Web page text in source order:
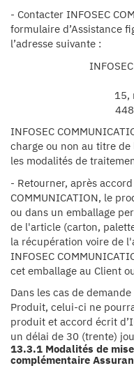
- Contacter INFOSEC
formulaire d’Assistance
l’adresse suivante :
15,
INFOSEC
charge ou non au titre
les modalités de
- Retourner, après accord
COMMUNICATION, le
ou dans un emballage
de l'article (carton,
la récupération voire de
INFOSEC
cet emballage au Client
Dans les cas de
Produit, celui-ci ne
produit et accord écrit
un délai de 30 (trente)
13.3.1 Modalités de
complémentaire